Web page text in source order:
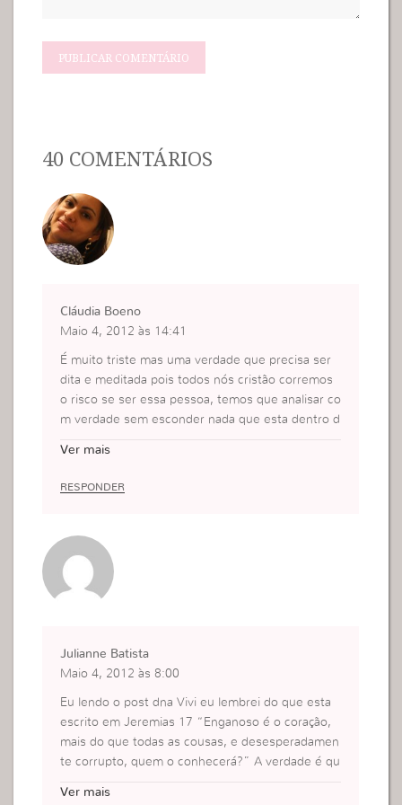
40 COMENTÁRIOS
Cláudia Boeno
Maio 4, 2012 às 14:41
É muito triste mas uma verdade que precisa ser
dita e meditada pois todos nós cristão corremos
o risco se ser essa pessoa, temos que analisar co
m verdade sem esconder nada que esta dentro d
Ver mais
RESPONDER
Julianne Batista
Maio 4, 2012 às 8:00
Eu lendo o post dna Vivi eu lembrei do que esta
escrito em Jeremias 17 “Enganoso é o coração,
mais do que todas as cousas, e desesperadamen
te corrupto, quem o conhecerá?” A verdade é qu
Ver mais